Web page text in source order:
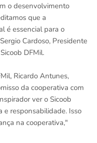
o desenvolvimento
que a
é essencial para o
Cardoso, Presidente
DFMil.
Ricardo Antunes,
da cooperativa com
ver o Sicoob
e responsabilidade. Isso
na cooperativa,"